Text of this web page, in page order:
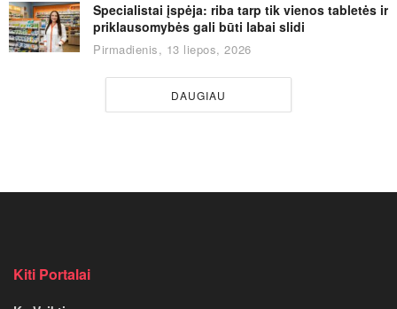
Specialistai įspėja: riba tarp tik vienos tabletės ir
priklausomybės gali būti labai slidi
Pirmadienis, 13 liepos, 2026
DAUGIAU
Kiti Portalai